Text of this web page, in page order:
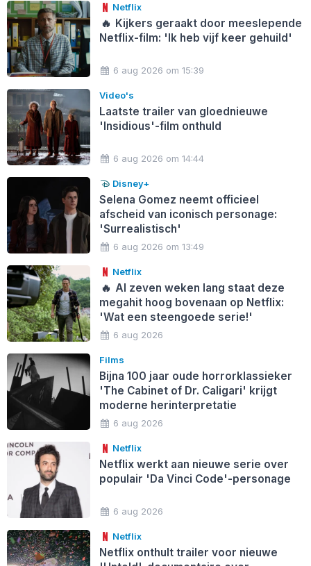
Netflix
🔥 Kijkers geraakt door meeslepende
Netflix-film: 'Ik heb vijf keer gehuild'
6 aug 2026 om 15:39
Video's
Laatste trailer van gloednieuwe
'Insidious'-film onthuld
6 aug 2026 om 14:44
Disney+
Selena Gomez neemt officieel
afscheid van iconisch personage:
'Surrealistisch'
6 aug 2026 om 13:49
Netflix
🔥 Al zeven weken lang staat deze
megahit hoog bovenaan op Netflix:
'Wat een steengoede serie!'
6 aug 2026
Films
Bijna 100 jaar oude horrorklassieker
'The Cabinet of Dr. Caligari' krijgt
moderne herinterpretatie
6 aug 2026
Netflix
Netflix werkt aan nieuwe serie over
populair 'Da Vinci Code'-personage
6 aug 2026
Netflix
Netflix onthult trailer voor nieuwe